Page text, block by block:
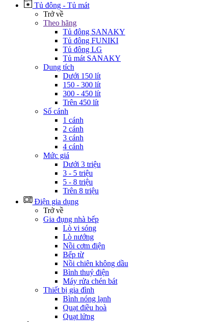
Tủ đông - Tủ mát
Trở về
Theo hãng
Tủ đông SANAKY
Tủ đông FUNIKI
Tủ đông LG
Tủ mát SANAKY
Dung tích
Dưới 150 lít
150 - 300 lít
300 - 450 lít
Trên 450 lít
Số cánh
1 cánh
2 cánh
3 cánh
4 cánh
Mức giá
Dưới 3 triệu
3 - 5 triệu
5 - 8 triệu
Trên 8 triệu
Điện gia dụng
Trở về
Gia đụng nhà bếp
Lò vi sóng
Lò nướng
Nồi cơm điện
Bếp từ
Nồi chiên không dầu
Bình thuỷ điện
Máy rửa chén bát
Thiết bị gia đình
Bình nóng lạnh
Quạt điều hoà
Quạt lửng